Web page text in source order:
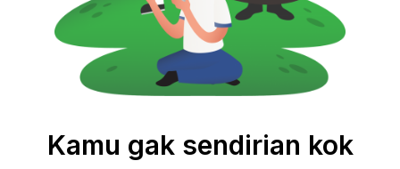
Kamu gak sendirian kok